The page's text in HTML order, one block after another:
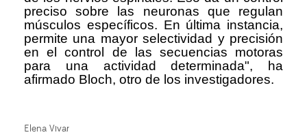
preciso sobre las neuronas que regulan
músculos específicos. En última instancia,
permite una mayor selectividad y precisión
en el control de las secuencias motoras
para una actividad determinada", ha
afirmado Bloch, otro de los investigadores.
Elena Vivar